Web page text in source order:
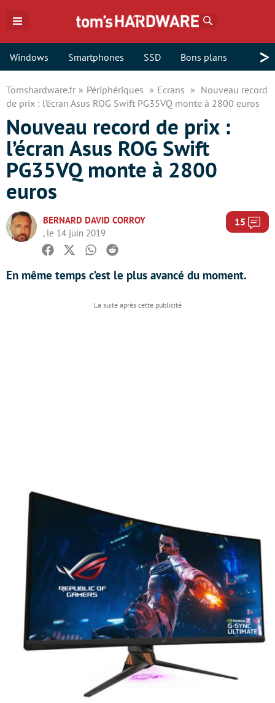
Windows Smartphones SSD Bons plans >
Tomshardware.fr Périphériques Ecrans
Nouveau record
de prix : l’écran Asus ROG Swift PG35VQ monte à 2800 euros
Nouveau record de prix :
l’écran Asus ROG Swift
PG35VQ monte à 2800
euros
BERNARD DAVID CORROY
, le 14 juin 2019
15
Facebook
TwitterWhatsapp
Reddit
En même temps c’est le plus avancé du moment.